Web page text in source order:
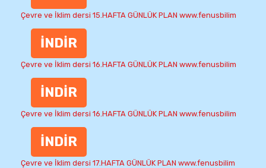
Çevre ve İklim dersi 15.HAFTA GÜNLÜK PLAN www.fenusbilim
İNDİR
Çevre ve İklim dersi 16.HAFTA GÜNLÜK PLAN www.fenusbilim
İNDİR
Çevre ve İklim dersi 16.HAFTA GÜNLÜK PLAN www.fenusbilim
İNDİR
Çevre ve İklim dersi 17.HAFTA GÜNLÜK PLAN www.fenusbilim